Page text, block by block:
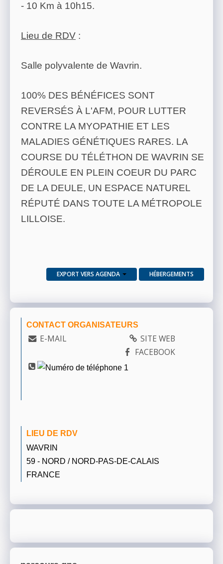
- 10 Km à 10h15.
Lieu de RDV :
Salle polyvalente de Wavrin.
100% DES BÉNÉFICES SONT
REVERSÉS À L'AFM, POUR LUTTER
CONTRE LA MYOPATHIE ET LES
MALADIES GÉNÉTIQUES RARES. LA
COURSE DU TÉLÉTHON DE WAVRIN SE
DÉROULE EN PLEIN COEUR DU PARC
DE LA DEULE, UN ESPACE NATUREL
RÉPUTÉ DANS TOUTE LA MÉTROPOLE
LILLOISE.
EXPORT VERS AGENDA HÉBERGEMENTS
CONTACT ORGANISATEURS
E-MAIL
SITE WEB
FACEBOOK
LIEU DE RDV
WAVRIN
59 - NORD / NORD-PAS-DE-CALAIS
FRANCE